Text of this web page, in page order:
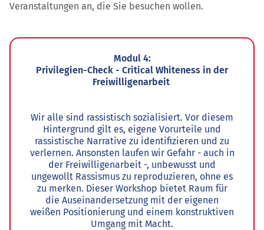
Veranstaltungen an, die Sie besuchen wollen.
Modul 4:
Privilegien-Check - Critical Whiteness in der
Freiwilligenarbeit
Wir alle sind rassistisch sozialisiert. Vor diesem
Hintergrund gilt es, eigene Vorurteile und
rassistische Narrative zu identifizieren und zu
verlernen. Ansonsten laufen wir Gefahr - auch in
der Freiwilligenarbeit -, unbewusst und
ungewollt Rassismus zu reproduzieren, ohne es
zu merken. Dieser Workshop bietet Raum für
die Auseinandersetzung mit der eigenen
weißen Positionierung und einem konstruktiven
Umgang mit Macht.